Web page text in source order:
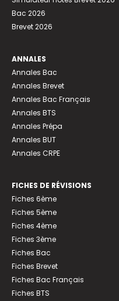
Bac 2026
Brevet 2026
ANNALES
Annales Bac
Annales Brevet
Annales Bac Français
Annales BTS
Annales Prépa
Annales BUT
Annales CRPE
FICHES DE RÉVISIONS
Fiches 6ème
Fiches 5ème
Fiches 4ème
Fiches 3ème
Fiches Bac
Fiches Brevet
Fiches Bac Français
Fiches BTS